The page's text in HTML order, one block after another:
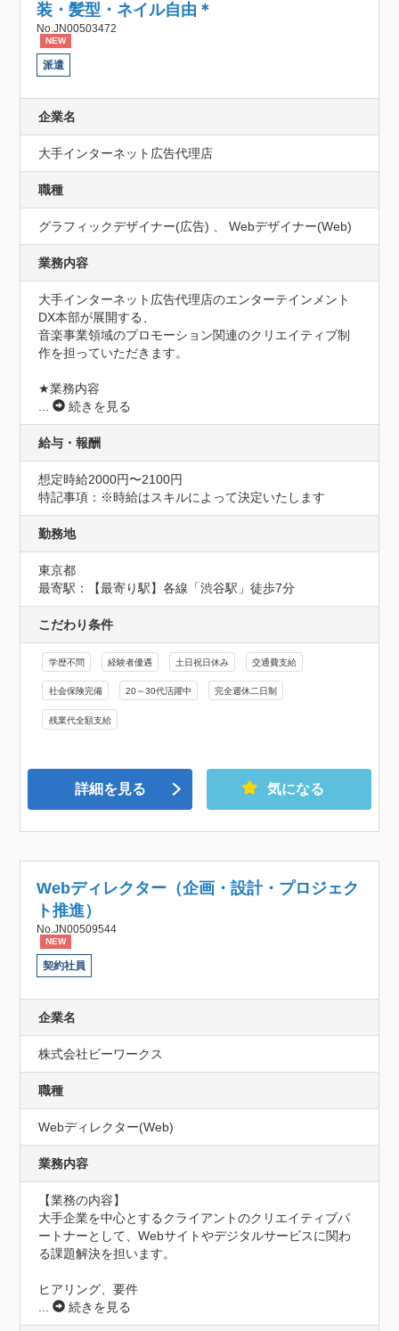
装・髪型・ネイル自由＊
No.JN00503472
NEW
派遣
企業名
大手インターネット広告代理店
職種
グラフィックデザイナー(広告) 、 Webデザイナー(Web)
業務内容
大手インターネット広告代理店のエンターテインメント
DX本部が展開する、
音楽事業領域のプロモーション関連のクリエイティブ制
作を担っていただきます。
★業務内容
...
続きを見る
給与・報酬
想定時給2000円〜2100円
特記事項：※時給はスキルによって決定いたします
勤務地
東京都
最寄駅：【最寄り駅】各線「渋谷駅」徒歩7分
こだわり条件
学歴不問 経験者優遇 土日祝日休み 交通費支給
社会保険完備 20～30代活躍中 完全週休二日制
残業代全額支給
詳細を見る 気になる
Webディレクター（企画・設計・プロジェク
ト推進）
No.JN00509544
NEW
契約社員
企業名
株式会社ビーワークス
職種
Webディレクター(Web)
業務内容
【業務の内容】
大手企業を中心とするクライアントのクリエイティブパ
ートナーとして、Webサイトやデジタルサービスに関わ
る課題解決を担います。
ヒアリング、要件
...
続きを見る